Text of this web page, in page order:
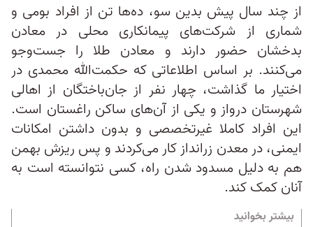
از چند سال پیش بدین سو، ده‌ها تن از افراد بومی و
شماری از شرکت‌های پیمانکاری محلی در معادن
بدخشان حضور دارند و معادن طلا را جست‌وجو
می‌کنند. بر اساس اطلاعاتی که حکمت‌الله محمدی در
اختیار ما گذاشت، چهار نفر از جان‌باختگان از اهالی
شهرستان درواز و یکی از آن‌های ساکن راغستان است.
این افراد کاملا غیرتخصصی و بدون داشتن امکانات
ایمنی، در معدن زرانداز کار می‌کردند و پس ریزش بهمن
هم به دلیل مسدود شدن راه، کسی نتوانسته است به
آنان کمک کند.
بیشتر بخوانید